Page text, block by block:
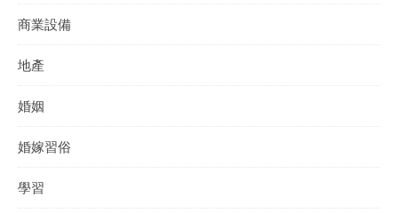
商業設備
地產
婚姻
婚嫁習俗
學習